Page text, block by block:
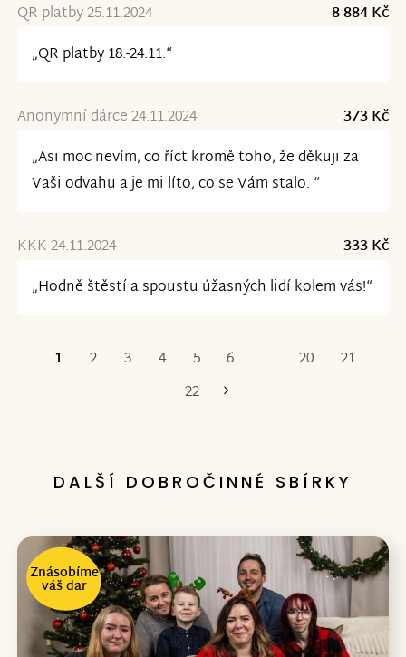
QR platby 25.11.2024
8 884 Kč
„QR platby 18.-24.11.“
Anonymní dárce 24.11.2024
373 Kč
„Asi moc nevím, co říct kromě toho, že děkuji za
Vaši odvahu a je mi líto, co se Vám stalo. “
KKK 24.11.2024
333 Kč
„Hodně štěstí a spoustu úžasných lidí kolem vás!“
1 2 3 4 5 6 … 20
21
22
Poslední
DALŠÍ DOBROČINNÉ SBÍRKY
Znásobíme
váš dar